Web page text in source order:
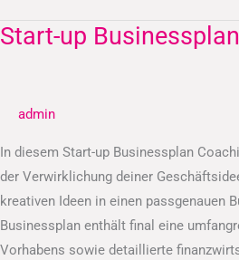
Start-up Businessplan
admin
In diesem Start-up Businessplan
der Verwirklichung deiner
kreativen Ideen in einen passgenauen
Businessplan enthält final eine
Vorhabens sowie detaillierte
Start-